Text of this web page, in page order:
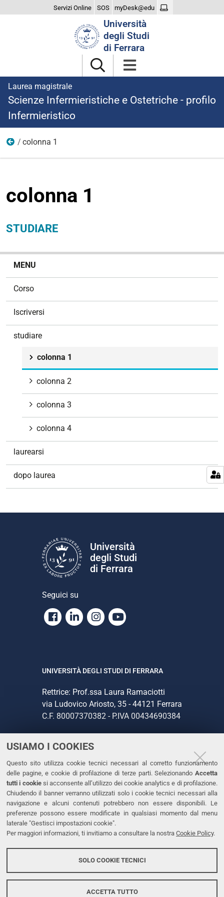
USIAMO I COOKIES
Questo sito utilizza cookie tecnici necessari al corretto funzionamento
delle pagine, e cookie di profilazione di terze parti. Selezionando Accetta
tutti i cookiesi acconsente all’utilizzo dei cookie analytics e di profilazione.
Chiudendo il banner verranno utilizzati solo i cookie tecnici necessari alla
navigazione e alcuni contenuti potrebbero non essere disponibili. Le
preferenze possono essere modificate in qualsiasi momento dal menu
laterale "Gestisci impostazioni cookie".
Per maggiori informazioni, ti invitiamo a consultare la nostra Cookie Policy.
SOLO COOKIE TECNICI
ACCETTA TUTTO
Servizi Online SOS myDesk@edu
Università
degli Studi
di Ferrara
Laurea magistrale
Scienze Infermieristiche e Ostetriche - profilo
Infermieristico
studiare
colonna 1
colonna 1
STUDIARE
MENU
Corso
Iscriversi
studiare
colonna 1
colonna 2
colonna 3
colonna 4
laurearsi
dopo laurea
Università
degli Studi
di Ferrara
Seguici su
Facebook
LinkedinInstagram
Youtube
UNIVERSITÀ DEGLI STUDI DI FERRARA
Rettrice: Prof.ssa Laura Ramaciotti
via Ludovico Ariosto, 35 - 44121 Ferrara
C.F. 80007370382 - P.IVA 00434690384
CONTATTI
Tel. +39 0532 293111
Fax. +39 0532 293031
PEC
LINKS
Dichiarazione di accessibilità
Protezione dati personali